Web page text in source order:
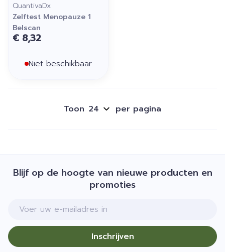
QuantivaDx
Zelftest Menopauze 1
Belscan
€ 8,32
Niet beschikbaar
Toon per pagina
Blijf op de hoogte van nieuwe producten en
promoties
E-mail adres
Inschrijven